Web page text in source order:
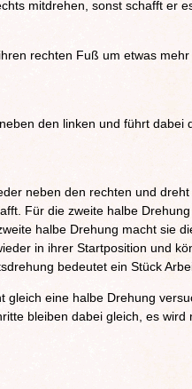
mitdrehen, sonst schafft er
rechten Fuß um etwas
den linken und führt dabei
neben den rechten und
Für die zweite halbe
halbe Drehung macht sie
in ihrer Startposition und
bedeutet ein Stück
gleich eine halbe Drehung
bleiben dabei gleich, es wird